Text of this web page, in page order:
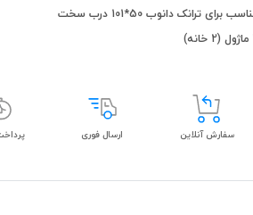
برای ترانک دانوب 50*101 درب سخت
سفارش آنلاین ارسال فوری